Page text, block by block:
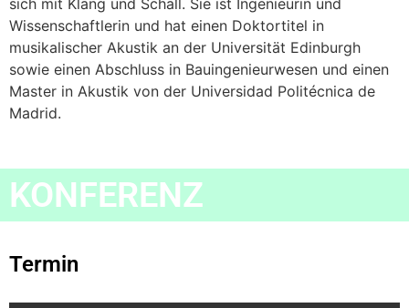
Wissenschaftlerin und hat einen Doktortitel in
musikalischer Akustik an der Universität Edinburgh
sowie einen Abschluss in Bauingenieurwesen und einen
Master in Akustik von der Universidad Politécnica de
Madrid.
KONFERENZ
Termin